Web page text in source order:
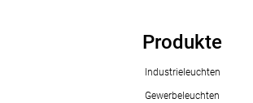
Produkte
Industrieleuchten
Gewerbeleuchten